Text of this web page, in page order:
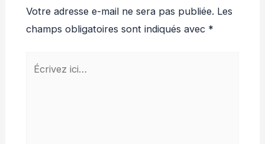
Votre adresse e-mail ne sera pas publiée. Les
champs obligatoires sont indiqués avec *
Écrivez